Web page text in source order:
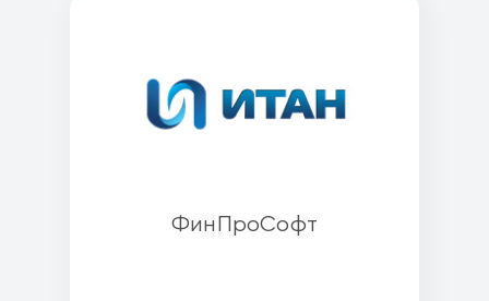
ФинПроСофт